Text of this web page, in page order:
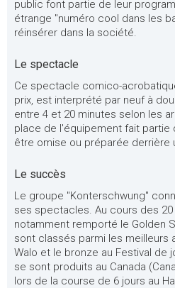
public font partie de leur
étrange "numéro cool dans les
réinsérer dans la société.
Le spectacle
Ce spectacle comico-
prix, est interprété par neuf à
entre 4 et 20 minutes selon les
place de l'équipement fait partie
être omise ou préparée derrière
Le succès
Le groupe "Konterschwung"
ses spectacles. Au cours des
notamment remporté le Golden
sont classés parmi les meilleurs
Walo et le bronze au Festival de
se sont produits au Canada
lors de la course de 6 jours au